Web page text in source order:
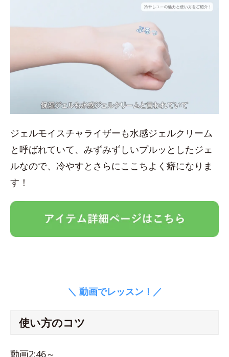
ジェルモイスチャライザーも水感ジェルクリーム
と呼ばれていて、みずみずしいプルッとしたジェ
ルなので、冷やすとさらにここちよく癖になりま
す！
＼ 動画でレッスン！／
使い方のコツ
動画2:46～